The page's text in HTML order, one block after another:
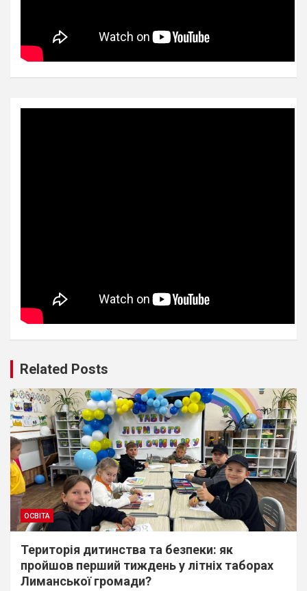
Related Posts
ОСВІТА
Територія дитинства та безпеки: як
пройшов перший тиждень у літніх таборах
Лиманської громади?